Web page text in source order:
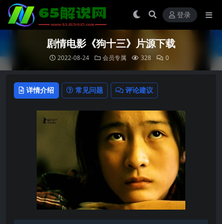
登录
剧情电影《狗十三》片源下载
2022-08-24 会员专属 328 0
详情介绍 常见问题 评论建议